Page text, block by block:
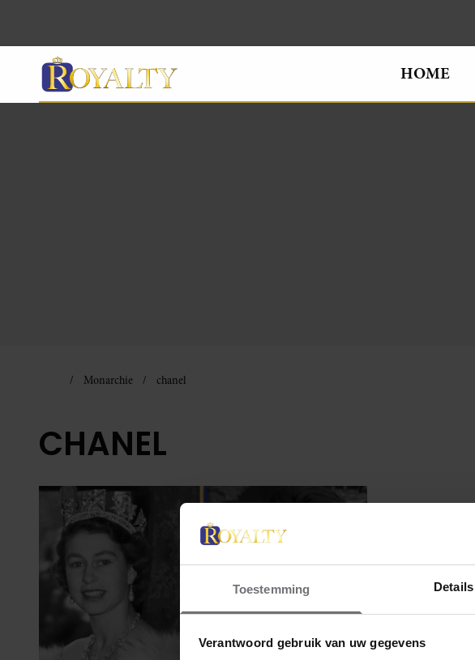
Toestemming Details
Verantwoord gebruik van uw gegevens
HOME
Monarchie chanel
CHANEL